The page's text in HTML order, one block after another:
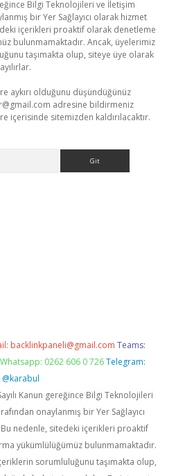
Bilgi Teknolojileri ve İletişim
bir Yer Sağlayıcı olarak hizmet
içerikleri proaktif olarak denetleme
bulunmamaktadır. Ancak, üyelerimiz
taşımakta olup, siteye üye olarak
aykırı olduğunu düşündüğünüz
adresine bildirmeniz
içerisinde sitemizden kaldırılacaktır.
backlinkpaneli@gmail.com Teams:
Whatsapp: 0262 606 0 726 Telegram:
@karabul
Kanun gereğince Bilgi Teknolojileri
onaylanmış bir Yer Sağlayıcı
nedenle, sitedeki içerikleri proaktif
yükümlülüğümüz bulunmamaktadır.
sorumluluğunu taşımakta olup,